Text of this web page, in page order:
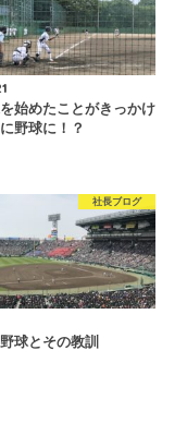
始めたことがきっかけ
野球に！？
社長ブログ
球とその教訓